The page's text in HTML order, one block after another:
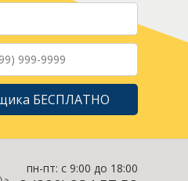
БЕСПЛАТНО
пн-пт: с 9:00 до 18:00